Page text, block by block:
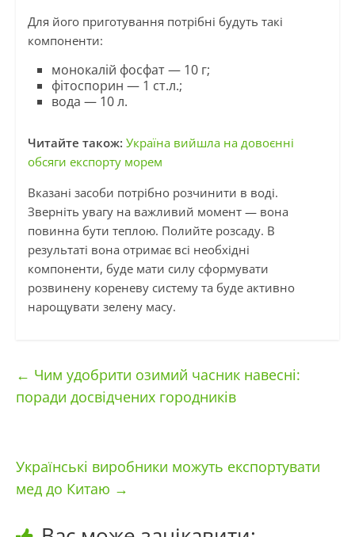
Для його приготування потрібні будуть такі
компоненти:
монокалій фосфат — 10 г;
фітоспорин — 1 ст.л.;
вода — 10 л.
Читайте також: Україна вийшла на довоєнні
обсяги експорту морем
Вказані засоби потрібно розчинити в воді.
Зверніть увагу на важливий момент — вона
повинна бути теплою. Полийте розсаду. В
результаті вона отримає всі необхідні
компоненти, буде мати силу сформувати
розвинену кореневу систему та буде активно
нарощувати зелену масу.
← Чим удобрити озимий часник навесні:
поради досвідчених городників
Українські виробники можуть експортувати
мед до Китаю →